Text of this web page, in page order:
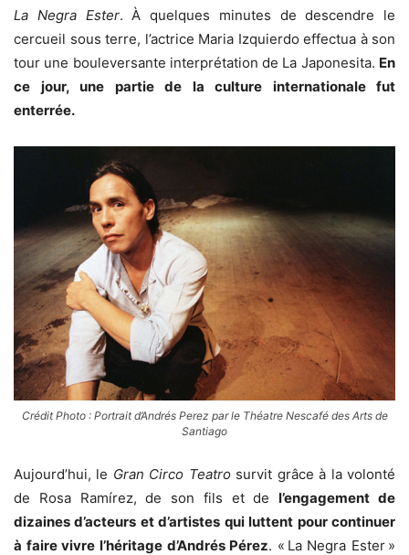
La Negra Ester. À quelques minutes de descendre le
cercueil sous terre, l’actrice Maria Izquierdo effectua à son
tour une bouleversante interprétation de La Japonesita. En
ce jour, une partie de la culture internationale fut
enterrée.
Crédit Photo : Portrait d’Andrés Perez par le Théatre Nescafé des Arts de
Santiago
Aujourd’hui, le Gran Circo Teatrosurvit grâce à la volonté
de Rosa Ramírez, de son fils et del’engagement de
dizaines d’acteurs et d’artistes qui luttent pour continuer
à faire vivre l’héritage d’Andrés Pérez. « La Negra Ester »